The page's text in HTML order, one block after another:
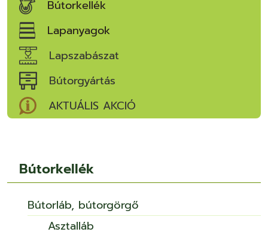
Bútorkellék
Lapanyagok
Lapszabászat
Bútorgyártás
AKTUÁLIS AKCIÓ
Bútorkellék
Bútorláb, bútorgörgő
Asztalláb